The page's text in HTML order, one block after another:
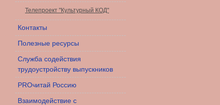
Телепроект "Культурный КОД"
Контакты
Полезные ресурсы
Служба содействия
трудоустройству выпускников
PROчитай Россию
Взаимодействие с